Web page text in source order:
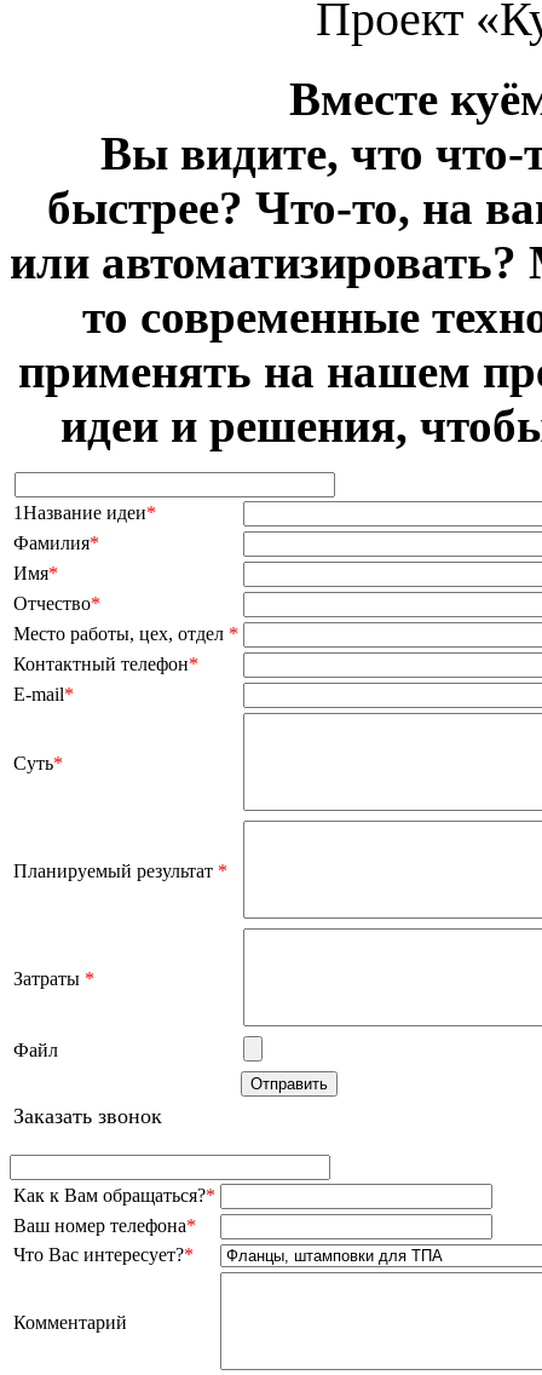
Проект
Вместе
Вы видите, что
быстрее? Что-то, на
или
то современные
применять на нашем
идеи и решения,
1Название идеи*
Фамилия*
Имя*
Отчество*
Место работы, цех, отдел *
Контактный телефон*
E-mail*
Суть*
Планируемый результат *
Затраты *
Файл
Заказать звонок
Как к Вам обращаться?*
Ваш номер телефона*
Что Вас интересует?*
Комментарий